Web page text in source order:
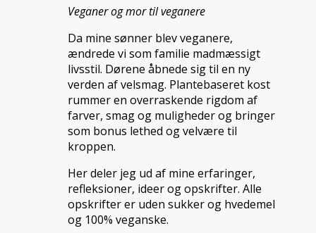
Veganer og mor til veganere
Da mine sønner blev veganere,
ændrede vi som familie madmæssigt
livsstil. Dørene åbnede sig til en ny
verden af velsmag. Plantebaseret kost
rummer en overraskende rigdom af
farver, smag og muligheder og bringer
som bonus lethed og velvære til
kroppen.
Her deler jeg ud af mine erfaringer,
refleksioner, ideer og opskrifter. Alle
opskrifter er uden sukker og hvedemel
og 100% veganske.